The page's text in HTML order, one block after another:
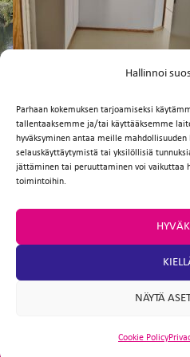
Hallinnoi
Parhaan kokemuksen tarjoamiseksi
tallentaaksemme ja/tai käyttääksemme
hyväksyminen antaa meille
selauskäyttäytymistä tai yksilöllisiä
jättäminen tai peruuttaminen voi vaikuttaa
toimintoihin.
NÄYTÄ
Cookie Policy
FI
Facebook
TwitterEmailWhatsApp